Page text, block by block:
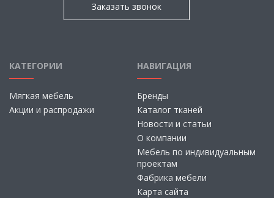
Заказать звонок
КАТЕГОРИИ
Мягкая мебель
Акции и распродажи
НАВИГАЦИЯ
Бренды
Каталог тканей
Новости и статьи
О компании
Мебель по индивидуальным
проектам
Фабрика мебели
Карта сайта